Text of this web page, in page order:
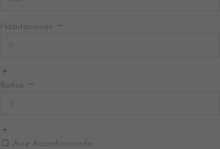
Habitaciones
Baños
Aire Acondicionado